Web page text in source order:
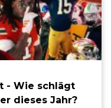
- Wie schlägt
dieses Jahr?